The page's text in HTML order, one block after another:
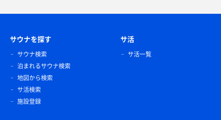
サウナを探す
サウナ検索
泊まれるサウナ検索
地図から検索
サ活検索
施設登録
サ活
サ活一覧